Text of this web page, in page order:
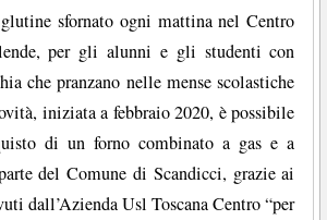
glutine sfornato ogni mattina nel Centro
per gli alunni e gli studenti con
che pranzano nelle mense scolastiche
iniziata a febbraio 2020, è possibile
di un forno combinato a gas e a
del Comune di Scandicci, grazie ai
dall’Azienda Usl Toscana Centro “per